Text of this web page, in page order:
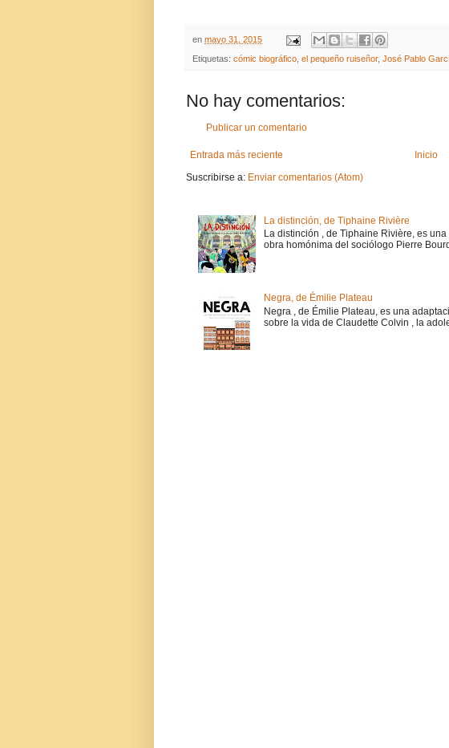
en mayo 31, 2015
Etiquetas: cómic biográfico el pequeño ruiseñor, José Pablo
No hay comentarios:
Publicar un comentario
Entrada más reciente
Inicio
Suscribirse a: Enviar comentarios (Atom)
La distinción, de Tiphaine Rivière
La distinción , de Tiphaine Rivière, es
obra homónima del sociólogo Pierre
Negra, de Émilie Plateau
Negra , de Émilie Plateau, es una
sobre la vida de Claudette Colvin , la